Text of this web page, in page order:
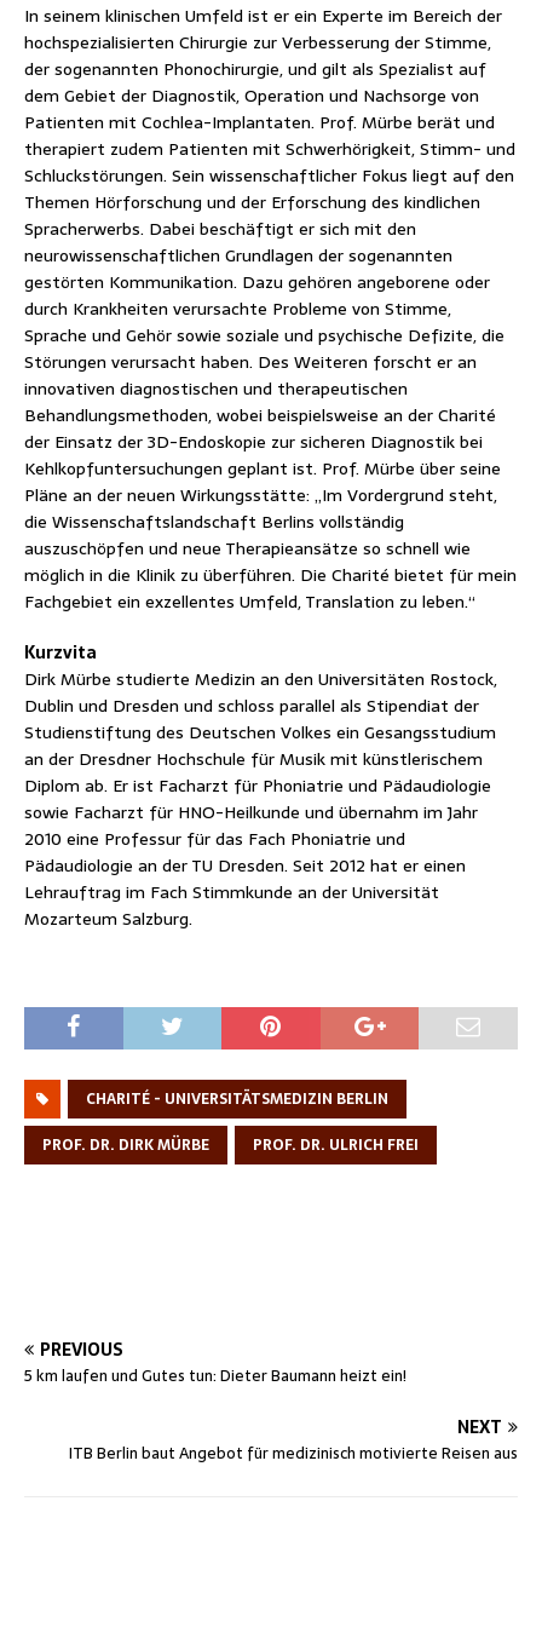
In seinem klinischen Umfeld ist er ein Experte im Bereich der
hochspezialisierten Chirurgie zur Verbesserung der Stimme,
der sogenannten Phonochirurgie, und gilt als Spezialist auf
dem Gebiet der Diagnostik, Operation und Nachsorge von
Patienten mit Cochlea-Implantaten. Prof. Mürbe berät und
therapiert zudem Patienten mit Schwerhörigkeit, Stimm- und
Schluckstörungen. Sein wissenschaftlicher Fokus liegt auf den
Themen Hörforschung und der Erforschung des kindlichen
Spracherwerbs. Dabei beschäftigt er sich mit den
neurowissenschaftlichen Grundlagen der sogenannten
gestörten Kommunikation. Dazu gehören angeborene oder
durch Krankheiten verursachte Probleme von Stimme,
Sprache und Gehör sowie soziale und psychische Defizite, die
Störungen verursacht haben. Des Weiteren forscht er an
innovativen diagnostischen und therapeutischen
Behandlungsmethoden, wobei beispielsweise an der Charité
der Einsatz der 3D-Endoskopie zur sicheren Diagnostik bei
Kehlkopfuntersuchungen geplant ist. Prof. Mürbe über seine
Pläne an der neuen Wirkungsstätte: „Im Vordergrund steht,
die Wissenschaftslandschaft Berlins vollständig
auszuschöpfen und neue Therapieansätze so schnell wie
möglich in die Klinik zu überführen. Die Charité bietet für mein
Fachgebiet ein exzellentes Umfeld, Translation zu leben.“
Kurzvita
Dirk Mürbe studierte Medizin an den Universitäten Rostock,
Dublin und Dresden und schloss parallel als Stipendiat der
Studienstiftung des Deutschen Volkes ein Gesangsstudium
an der Dresdner Hochschule für Musik mit künstlerischem
Diplom ab. Er ist Facharzt für Phoniatrie und Pädaudiologie
sowie Facharzt für HNO-Heilkunde und übernahm im Jahr
2010 eine Professur für das Fach Phoniatrie und
Pädaudiologie an der TU Dresden. Seit 2012 hat er einen
Lehrauftrag im Fach Stimmkunde an der Universität
Mozarteum Salzburg.
CHARITÉ - UNIVERSITÄTSMEDIZIN BERLIN
PROF. DR. DIRK MÜRBE
PROF. DR. ULRICH FREI
PREVIOUS
5 km laufen und Gutes tun: Dieter Baumann heizt ein!
NEXT
ITB Berlin baut Angebot für medizinisch motivierte Reisen aus